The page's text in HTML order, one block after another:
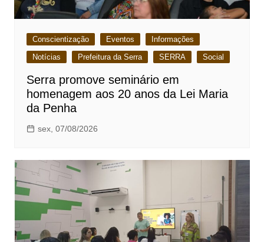
Conscientização Eventos
Informações
Notícias
Prefeitura da Serra SERRA Social
Serra promove seminário em
homenagem aos 20 anos da Lei Maria
da Penha
sex, 07/08/2026